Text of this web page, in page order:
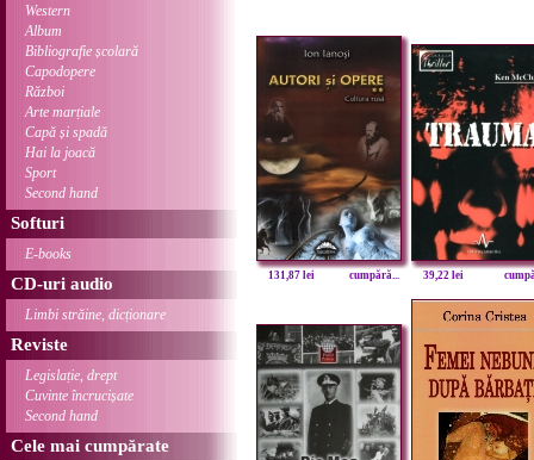
Western
Album
Bibliografie școlară
Capodopere
Război
Arte marțiale
Capă și spadă
Hai la joacă
Sport
Second hand
Softuri
E-books
CD-uri audio
Limbi străine, dicționare
Reviste
Legislație, drept
Cuvinte încrucișate
Second hand
Cele mai cumpărate
131,87 lei cumpără... 39,22 lei